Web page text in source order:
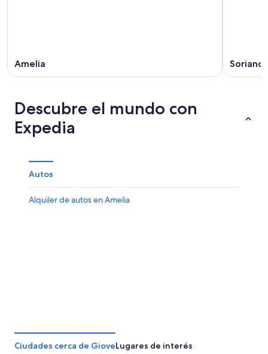
Amelia Soriano
Descubre el mundo con
Expedia
Autos
Alquiler de autos en Amelia
Ciudades cerca de GioveLugares de interés